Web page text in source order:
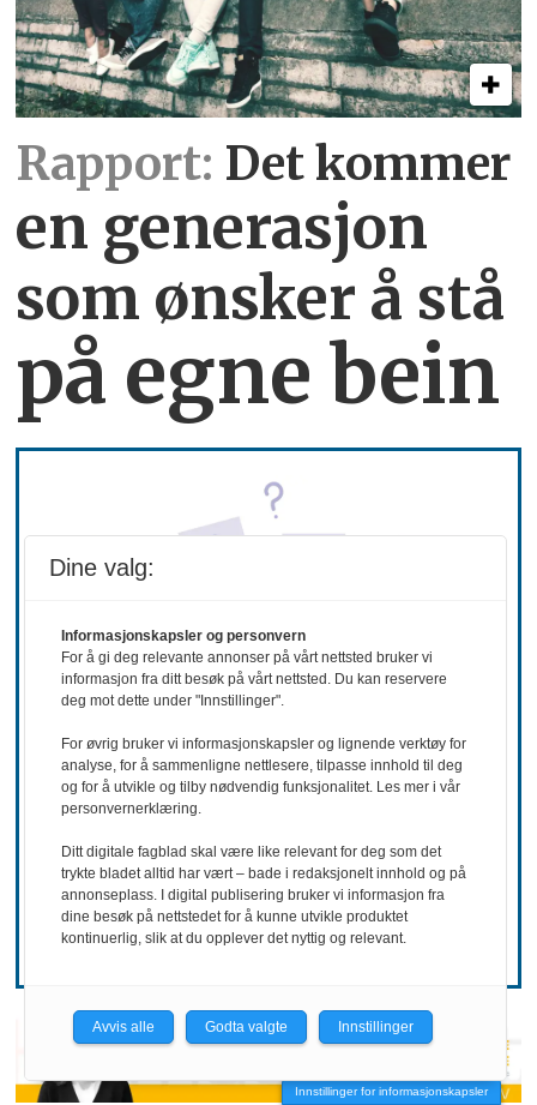
Rapport: Det kommer
en generasjon
som ønsker å stå
på egne bein
REKRUTTERING
Ønsker mer
hemmelighold
Innstillinger for informasjonskapsler
Dine valg:
Informasjonskapsler og personvern
For å gi deg relevante annonser på vårt nettsted bruker vi
informasjon fra ditt besøk på vårt nettsted. Du kan reservere
deg mot dette under "Innstillinger".
For øvrig bruker vi informasjonskapsler og lignende verktøy for
analyse, for å sammenligne nettlesere, tilpasse innhold til deg
og for å utvikle og tilby nødvendig funksjonalitet. Les mer i vår
personvernerklæring.
Ditt digitale fagblad skal være like relevant for deg som det
trykte bladet alltid har vært – bade i redaksjonelt innhold og på
annonseplass. I digital publisering bruker vi informasjon fra
dine besøk på nettstedet for å kunne utvikle produktet
kontinuerlig, slik at du opplever det nyttig og relevant.
Avvis alle Godta valgte Innstillinger